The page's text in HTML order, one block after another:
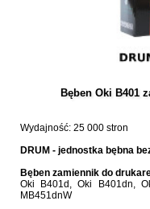
Bęben Oki B401
Wydajność: 25 000 stron
DRUM - jednostka bębna
Bęben zamiennik do
Oki B401d, Oki B401dn,
MB451dnW